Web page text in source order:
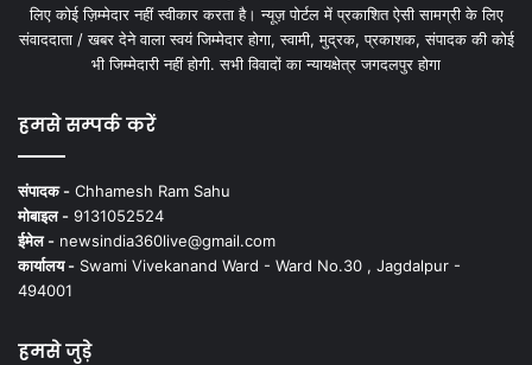
लिए कोई ज़िम्मेदार नहीं स्वीकार करता है। न्यूज़ पोर्टल में प्रकाशित ऐसी सामग्री के लिए
संवाददाता / खबर देने वाला स्वयं जिम्मेदार होगा, स्वामी, मुद्रक, प्रकाशक, संपादक की कोई
भी जिम्मेदारी नहीं होगी. सभी विवादों का न्यायक्षेत्र जगदलपुर होगा
हमसे सम्पर्क करें
संपादक - Chhamesh Ram Sahu
मोबाइल - 9131052524
ईमेल - newsindia360live@gmail.com
कार्यालय - Swami Vivekanand Ward - Ward No.30 , Jagdalpur -
494001
हमसे जुड़े